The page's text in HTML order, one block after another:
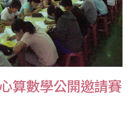
算數學公開邀請賽